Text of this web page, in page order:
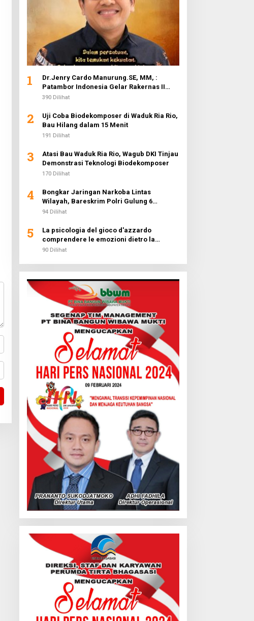
1
Dr.Jenry Cardo Manurung.SE, MM, :
Patambor Indonesia Gelar Rakernas II
Evaluasi Program Kerja
390 Dilihat
2
Uji Coba Biodekomposer di Waduk Ria Rio,
Bau Hilang dalam 15 Menit
191 Dilihat
3
Atasi Bau Waduk Ria Rio, Wagub DKI Tinjau
Demonstrasi Teknologi Biodekomposer
170 Dilihat
4
Bongkar Jaringan Narkoba Lintas
Wilayah, Bareskrim Polri Gulung 6
Pengedar dan Buru 2 DPO
94 Dilihat
5
La psicologia del gioco d'azzardo
comprendere le emozioni dietro la
fortuna
90 Dilihat